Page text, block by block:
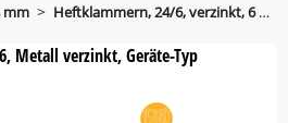
mm > Heftklammern, 24/6, verzinkt, 6 mm
Metall verzinkt, Geräte-Typ